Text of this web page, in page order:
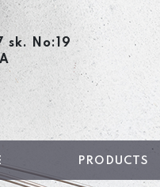
sk. No:19
PRODUCTS